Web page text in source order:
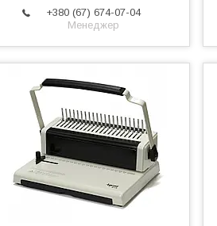
+380 (67) 674-07-04
Менеджер